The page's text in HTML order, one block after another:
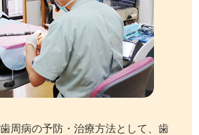
周病の予防・治療方法として、歯